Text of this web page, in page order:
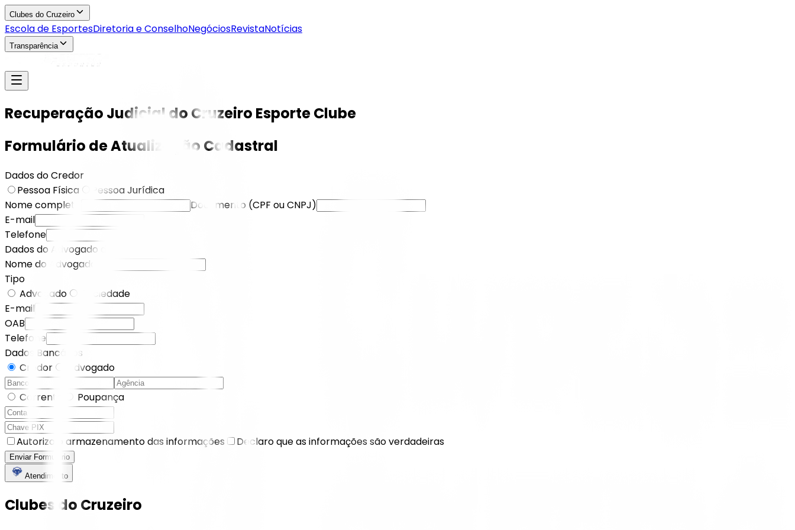
Clubes do Cruzeiro
Escola de EsportesDiretoria e ConselhoNegóciosRevistaNotícias
Transparência
Recuperação Judicial do Cruzeiro Esporte Clube
Formulário de Atualização Cadastral
Dados do Credor
Pessoa Física
Pessoa Jurídica
Nome completo
Documento (CPF ou CNPJ)
E-mail
Telefone
Dados do Advogado do Credor
Nome do Advogado
Tipo
Advogado
Sociedade
E-mail
OAB
Telefone
Dados Bancários
Credor
Advogado
Corrente Poupança
Autorizo o armazenamento das informações Declaro que as informações são verdadeiras
Enviar Formulário
Atendimento
Clubes do Cruzeiro